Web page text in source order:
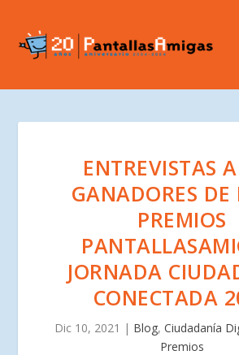
ENTREVISTAS
GANADORES DE
PREMIOS
JORNADA
CONECTADA
Dic 10, 2021 | Blog, Ciudadanía
Premios